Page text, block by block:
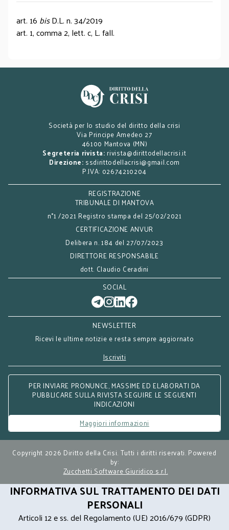
art. 16 bisD.L. n. 34/2019
art. 1, comma 2, lett. c, L. fall.
Società per lo studio del diritto della crisi
Via Principe Amedeo 27
46100 Mantova (MN)
Segreteria rivista: rivista@dirittodellacrisi.it
Direzione: ssdirittodellacrisi@gmail.com
P.IVA: 02674210204
REGISTRAZIONE
TRIBUNALE DI MANTOVA
n°1 /2021 Registro stampa del 25/02/2021
CERTIFICAZIONE ANVUR
Delibera n. 184 del 27/07/2023
DIRETTORE RESPONSABILE
dott. Claudio Ceradini
SOCIAL
NEWSLETTER
Ricevi le ultime notizie e resta sempre aggiornato
Iscriviti
PER INVIARE PRONUNCE, MASSIME ED ELABORATI DA
PUBBLICARE SULLA RIVISTA SEGUIRE LE SEGUENTI
INDICAZIONI
Maggiori informazioni
Copyright 2026 Diritto della Crisi. Tutti i diritti riservati. Powered
by:
Zucchetti Software Giuridico s.r.l.
INFORMATIVA SUL TRATTAMENTO DEI DATI
PERSONALI
Articoli 12 e ss. del Regolamento (UE) 2016/679 (GDPR)